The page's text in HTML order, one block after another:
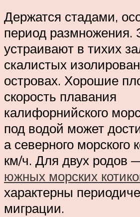
Держатся стадами,
период размножения.
устраивают в тихих
скалистых
островах. Хорошие
скорость плавания
калифорнийского
под водой может
а северного морского
км/ч. Для двух родов
южных морских
характерны
миграции.